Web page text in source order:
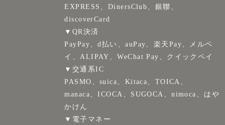
EXPRESS、DinersClub、銀聯、
discoverCard
▼QR決済
PayPay、d払い、auPay、楽天Pay、メルペ
イ、ALIPAY、WeChat Pay、クイックペイ
▼交通系IC
PASMO、suica、Kitaca、TOICA、
manaca、ICOCA、SUGOCA、nimoca、はや
かけん
▼電子マネー